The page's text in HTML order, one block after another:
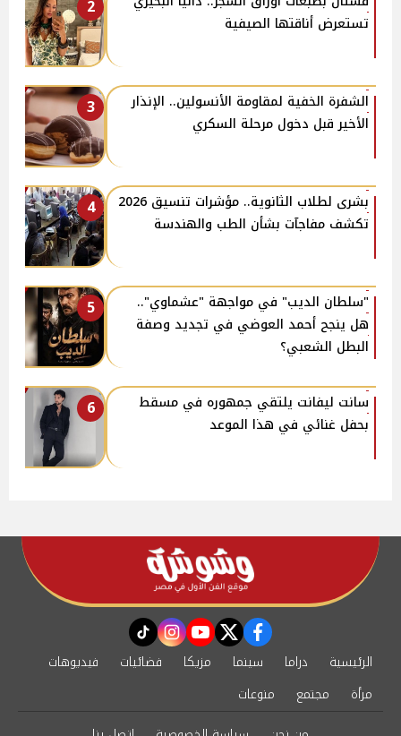
2
تستعرض أناقتها الصيفية
3
الشفرة الخفية لمقاومة الأنسولين.. الإنذار
الأخير قبل دخول مرحلة السكري
4
بشرى لطلاب الثانوية.. مؤشرات تنسيق 2026
تكشف مفاجآت بشأن الطب والهندسة
5
"سلطان الديب" في مواجهة "عشماوي"..
هل ينجح أحمد العوضي في تجديد وصفة
البطل الشعبي؟
6
سانت ليفانت يلتقي جمهوره في مسقط
بحفل غنائي في هذا الموعد
facebook
twitter
youtube
instagram
tiktok
الرئيسية دراما سينما مزيكا فضائيات
فيديوهات
مرأة
مجتمع
منوعات